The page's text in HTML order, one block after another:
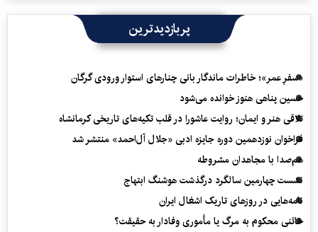
پربازدیدترین
«سفرِ عمر»؛ خاطرات ماندگار بانی چنارهای استوار ورودی گرگان
حسین پناهی هنوز خوانده می‌شود
تلاقی هنر و ایمان؛ روایت عاشورا در قلب تکیه‌های تاریخی کرمانشاه
فراخوان نوزدهمین دوره جایزه ادبی «جلال آل‌احمد» منتشر شد
هم‌صدا با مجاهدان مشروطه
نشست چهارمین سالگرد درگذشت هوشنگ ابتهاج
نامه‌هایی در روزهای تاریک اشغال ایران
خائنی محکوم به مرگ یا مأموری وفادار به حقیقت؟